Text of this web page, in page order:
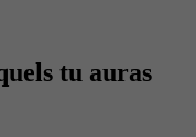
tu auras